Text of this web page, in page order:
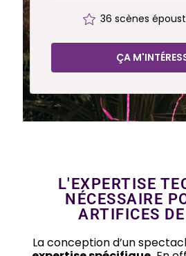
36 scènes
ÇA
L'EXPERTISE
NÉCESSAIRE
ARTIFICES
La conception d’un